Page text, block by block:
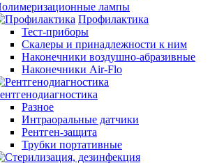
лампы
Профилактика
Тест-приборы
Скалеры и принадлежности к ним
Наконечники воздушно-абразивные
Наконечники Air-Flo
Разное
Интраоральные датчики
Рентген-защита
Трубки портативные